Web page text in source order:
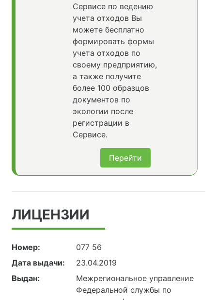
Сервисе по ведению
учета отходов Вы
можете бесплатно
формировать формы
учета отходов по
своему предприятию,
а также получите
более 100 образцов
документов по
экологии после
регистрации в
Сервисе.
Перейти
ЛИЦЕНЗИИ
Номер:
077 56
Дата выдачи:
23.04.2019
Выдан:
Межрегиональное управление
Федеральной службы по